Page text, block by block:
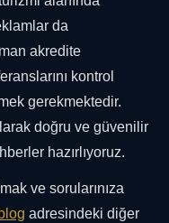
da
akredite
kontrol
gerekmektedir.
doğru ve güvenilir
hazırlıyoruz.
ve sorularınıza
adresindeki diğer